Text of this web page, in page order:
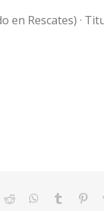
en Rescates) ·
Reddit WhatsApp
Tumblr